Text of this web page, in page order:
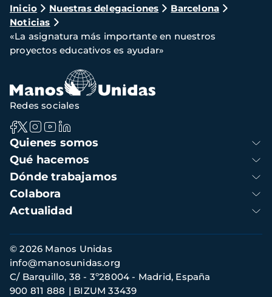
Ruta
de
navegación
Inicio Nuestras delegaciones
Barcelona
Noticias
«La asignatura más importante en nuestros
proyectos educativos es ayudar»
Navegación
principal
Quienes somos
Qué hacemos
Dónde trabajamos
Colabora
Actualidad
Redes sociales
Información
de
contacto
© 2026 Manos Unidas
C/ Barquillo, 38 - 3º28004 - Madrid, España
900 811 888
BIZUM 33439
info@manosunidas.org